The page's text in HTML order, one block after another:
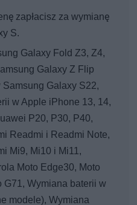
zapłacisz za wymianę
S.
Galaxy Fold Z3, Z4,
Galaxy Z Flip
Galaxy S22,
w Apple iPhone 13, 14,
P20, P30, P40,
Readmi i Readmi Note,
Mi9, Mi10 i Mi11,
Moto Edge30, Moto
G71, Wymiana baterii w
modele), Wymiana